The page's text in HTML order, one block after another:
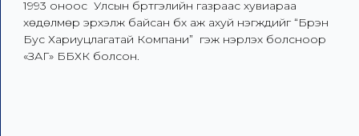
1993 оноос  Улсын бүртгэлийн газраас хувиараа
хөдөлмөр эрхэлж байсан бүх аж ахуй нэгжүүдийг “Бүрэн
Бус Хариуцлагатай Компани”  гэж нэрлэх болсноор
«ЗАГ» ББХК болсон.